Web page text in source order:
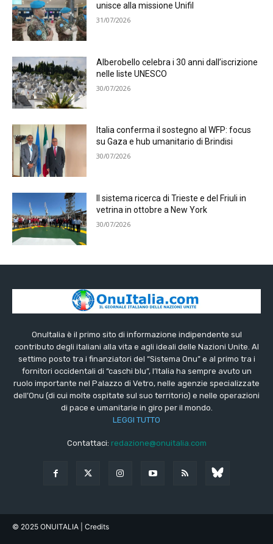
unisce alla missione Unifil
31/07/2026
Alberobello celebra i 30 anni dall’iscrizione
nelle liste UNESCO
30/07/2026
Italia conferma il sostegno al WFP: focus
su Gaza e hub umanitario di Brindisi
30/07/2026
Il sistema ricerca di Trieste e del Friuli in
vetrina in ottobre a New York
30/07/2026
OnuItalia è il primo sito di informazione indipendente sul
contributo degli italiani alla vita e agli ideali delle Nazioni Unite. Al
settimo posto tra i finanziatori del “Sistema Onu” e al primo tra i
fornitori occidentali di “caschi blu”, l’Italia ha sempre avuto un
ruolo importante nel Palazzo di Vetro, nelle agenzie specializzate
dell’Onu (di cui molte ospitate sul suo territorio) e nelle operazioni
di pace e umanitarie in giro per il mondo.
LEGGI TUTTO
Contattaci: redazione@onuitalia.com
© 2025 ONUITALIA | Credits